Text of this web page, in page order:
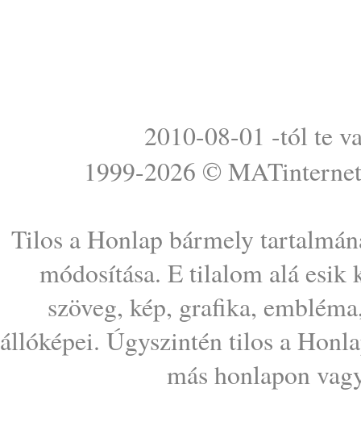
2010-08-01 -tól te
1999-2026 © MATinternet
Tilos a Honlap bármely
módosítása. E tilalom alá esik
szöveg, kép, grafika,
állóképei. Úgyszintén tilos a
más honlapon